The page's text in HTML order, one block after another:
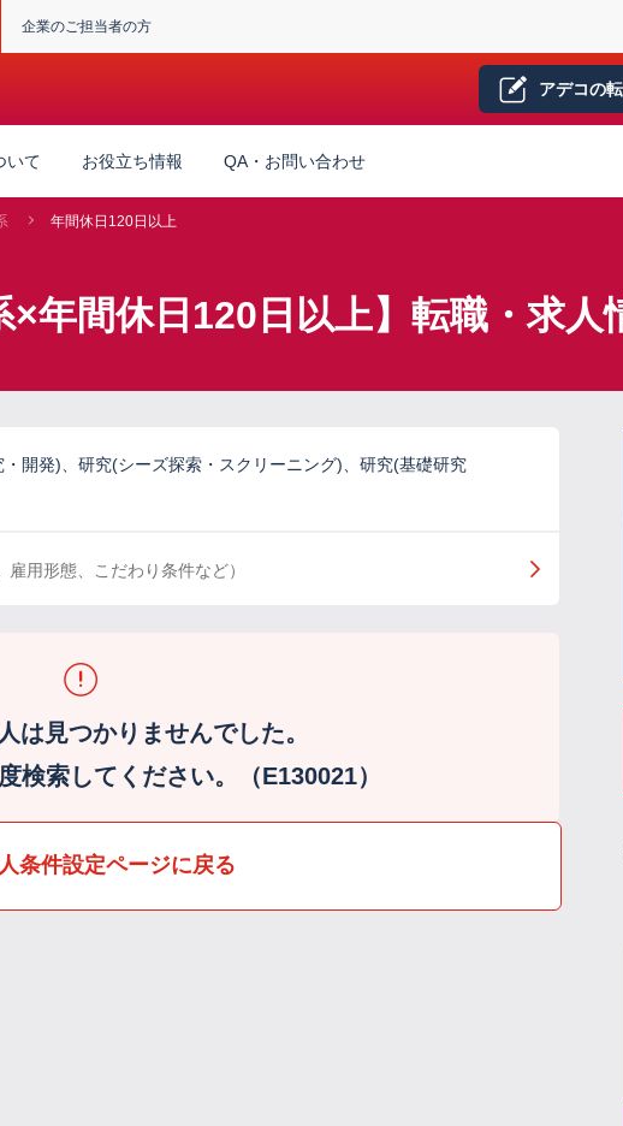
企業のご担当者の方
アデコの
いて お役立ち情報 QA・お問い合わせ
年間休日120日以上
×年間休日120日以上】転職・求人
開発)、研究(シーズ探索・スクリーニング)、研究(基礎研究
雇用形態、こだわり条件など）
は見つかりませんでした。
検索してください。（E130021）
条件設定ページに戻る